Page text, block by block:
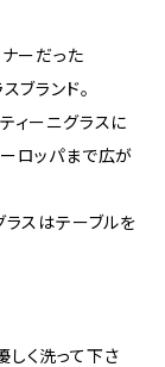
ーだった
ブランド。
ィーニグラスに
ロッパまで広が
ラスはテーブルを
く洗って下さ